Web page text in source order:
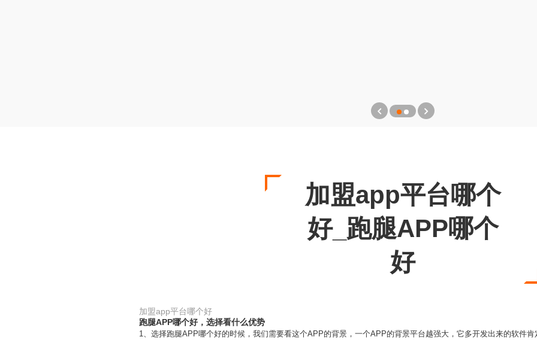
加盟app平台哪个
好_跑腿APP哪个
好
加盟app平台哪个好
跑腿APP哪个好，选择看什么优势
1、选择跑腿APP哪个好的时候，我们需要看这个APP的背景，一个APP的背景平台越强大，它多开发出来的软件肯